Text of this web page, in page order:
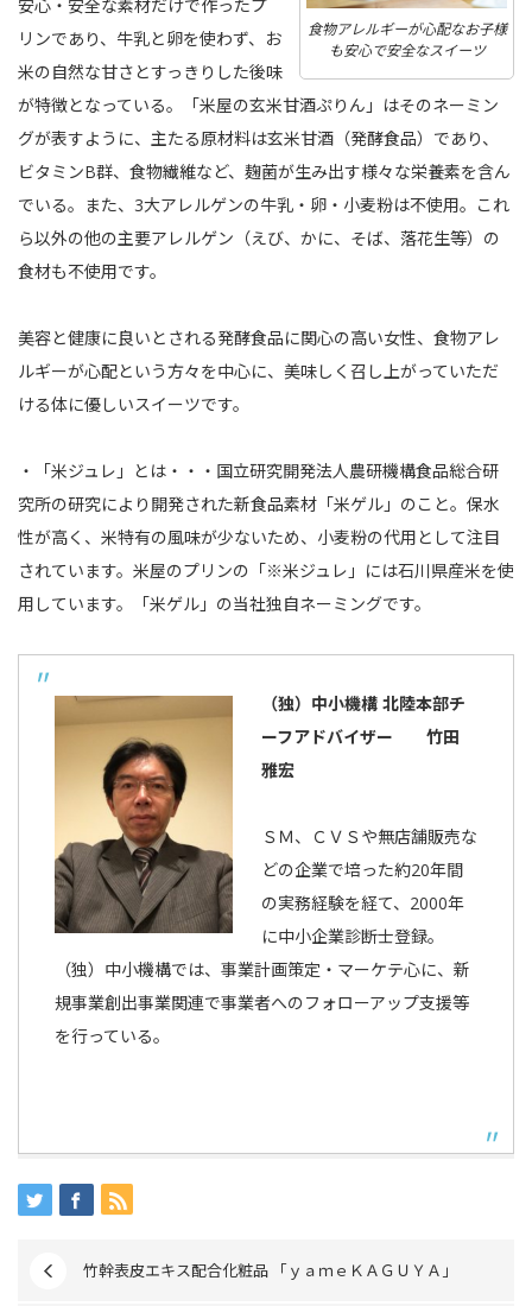
食物アレルギーが心配なお子様
も安心で安全なスイーツ
安心・安全な素材だけで作ったプ
リンであり、牛乳と卵を使わず、お
米の自然な甘さとすっきりした後味
が特徴となっている。「米屋の玄米甘酒ぷりん」はそのネーミン
グが表すように、主たる原材料は玄米甘酒（発酵食品）であり、
ビタミンB群、食物繊維など、麹菌が生み出す様々な栄養素を含ん
でいる。また、3大アレルゲンの牛乳・卵・小麦粉は不使用。これ
ら以外の他の主要アレルゲン（えび、かに、そば、落花生等）の
食材も不使用です。
美容と健康に良いとされる発酵食品に関心の高い女性、食物アレ
ルギーが心配という方々を中心に、美味しく召し上がっていただ
ける体に優しいスイーツです。
・「米ジュレ」とは・・・国立研究開発法人農研機構食品総合研
究所の研究により開発された新食品素材「米ゲル」のこと。保水
性が高く、米特有の風味が少ないため、小麦粉の代用として注目
されています。米屋のプリンの「※米ジュレ」には石川県産米を使
用しています。「米ゲル」の当社独自ネーミングです。
（独）中小機構 北陸本部チ
ーフアドバイザー 竹田
雅宏
ＳＭ、ＣＶＳや無店舗販売な
どの企業で培った約20年間
の実務経験を経て、2000年
に中小企業診断士登録。
（独）中小機構では、事業計画策定・マーケテ心に、新
規事業創出事業関連で事業者へのフォローアップ支援等
を行っている。
竹幹表皮エキス配合化粧品 「ｙａｍｅＫＡＧＵＹＡ」